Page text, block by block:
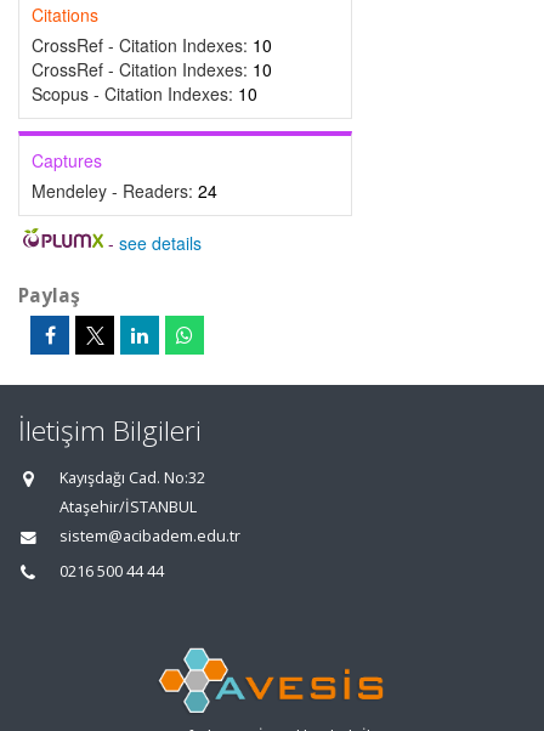
Citations
CrossRef - Citation Indexes: 10
CrossRef - Citation Indexes: 10
Scopus - Citation Indexes: 10
Captures
Mendeley - Readers: 24
- see details
Paylaş
İletişim Bilgileri
Kayışdağı Cad. No:32
Ataşehir/İSTANBUL
sistem@acibadem.edu.tr
0216 500 44 44